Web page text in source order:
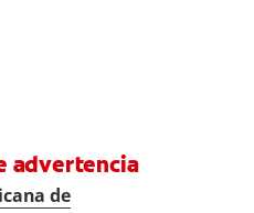
advertencia
de